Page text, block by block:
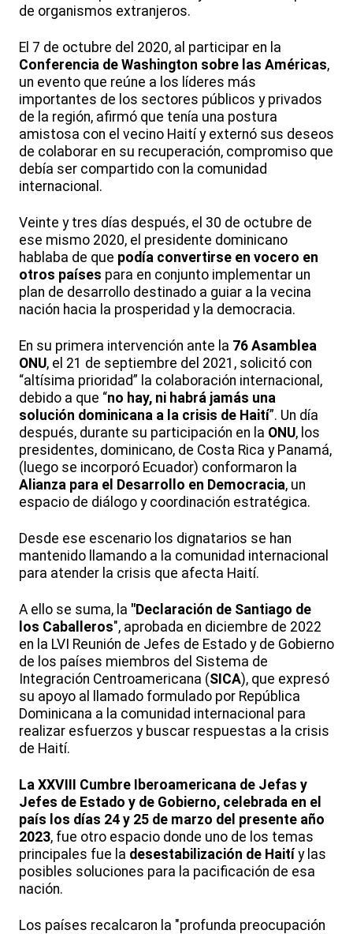
de organismos extranjeros.
El 7 de octubre del 2020, al participar en la
Conferencia de Washington sobre las Américas,
un evento que reúne a los líderes más
importantes de los sectores públicos y privados
de la región, afirmó que tenía una postura
amistosa con el vecino Haití y externó sus deseos
de colaborar en su recuperación, compromiso que
debía ser compartido con la comunidad
internacional.
Veinte y tres días después, el 30 de octubre de
ese mismo 2020, el presidente dominicano
hablaba de que podía convertirse en vocero en
otros países para en conjunto implementar un
plan de desarrollo destinado a guiar a la vecina
nación hacia la prosperidad y la democracia.
En su primera intervención ante la 76 Asamblea
ONU, el 21 de septiembre del 2021, solicitó con
“altísima prioridad” la colaboración internacional,
debido a que “no hay, ni habrá jamás una
solución dominicana a la crisis de Haití”. Un día
después, durante su participación en la ONU, los
presidentes, dominicano, de Costa Rica y Panamá,
(luego se incorporó Ecuador) conformaron la
Alianza para el Desarrollo en Democracia, un
espacio de diálogo y coordinación estratégica.
Desde ese escenario los dignatarios se han
mantenido llamando a la comunidad internacional
para atender la crisis que afecta Haití.
A ello se suma, la "Declaración de Santiago de
los Caballeros", aprobada en diciembre de 2022
en la LVI Reunión de Jefes de Estado y de Gobierno
de los países miembros del Sistema de
Integración Centroamericana (SICA), que expresó
su apoyo al llamado formulado por República
Dominicana a la comunidad internacional para
realizar esfuerzos y buscar respuestas a la crisis
de Haití.
La XXVIII Cumbre Iberoamericana de Jefas y
Jefes de Estado y de Gobierno, celebrada en el
país los días 24 y 25 de marzo del presente año
2023, fue otro espacio donde uno de los temas
principales fue la desestabilización de Haití y las
posibles soluciones para la pacificación de esa
nación.
Los países recalcaron la "profunda preocupación